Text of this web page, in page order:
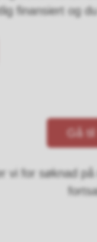
finansiert og
Gå
vi for søknad